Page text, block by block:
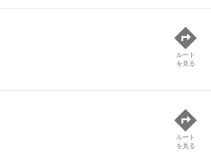
ルート
を見る
ルート
を見る